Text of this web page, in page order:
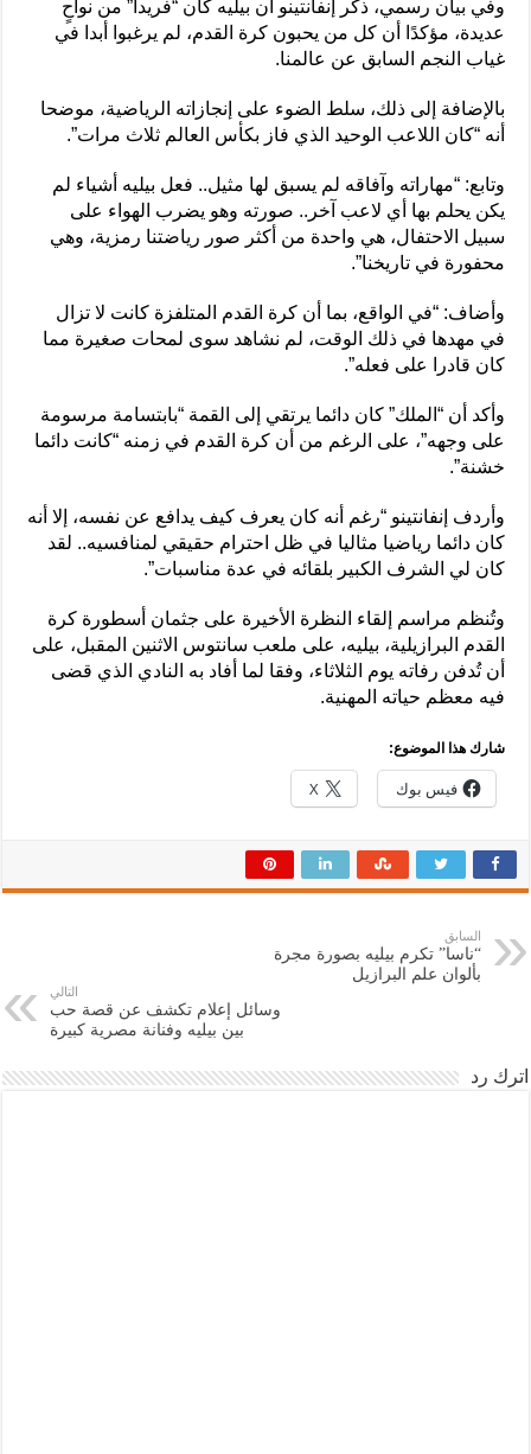
وفي بيان رسمي، ذكر إنفانتينو أن بيليه كان “فريدا” من نواحٍ
عديدة، مؤكدًا أن كل من يحبون كرة القدم، لم يرغبوا أبدا في
غياب النجم السابق عن عالمنا.
بالإضافة إلى ذلك، سلط الضوء على إنجازاته الرياضية، موضحا
أنه “كان اللاعب الوحيد الذي فاز بكأس العالم ثلاث مرات”.
وتابع: “مهاراته وآفاقه لم يسبق لها مثيل.. فعل بيليه أشياء لم
يكن يحلم بها أي لاعب آخر.. صورته وهو يضرب الهواء على
سبيل الاحتفال، هي واحدة من أكثر صور رياضتنا رمزية، وهي
محفورة في تاريخنا”.
وأضاف: “في الواقع، بما أن كرة القدم المتلفزة كانت لا تزال
في مهدها في ذلك الوقت، لم نشاهد سوى لمحات صغيرة مما
كان قادرا على فعله”.
وأكد أن “الملك” كان دائما يرتقي إلى القمة “بابتسامة مرسومة
على وجهه”، على الرغم من أن كرة القدم في زمنه “كانت دائما
خشنة”.
وأردف إنفانتينو “رغم أنه كان يعرف كيف يدافع عن نفسه، إلا أنه
كان دائما رياضيا مثاليا في ظل احترام حقيقي لمنافسيه.. لقد
كان لي الشرف الكبير بلقائه في عدة مناسبات”.
وتُنظم مراسم إلقاء النظرة الأخيرة على جثمان أسطورة كرة
القدم البرازيلية، بيليه، على ملعب سانتوس الاثنين المقبل، على
أن تُدفن رفاته يوم الثلاثاء، وفقا لما أفاد به النادي الذي قضى
فيه معظم حياته المهنية.
شارك هذا الموضوع:
فيس بوك X
السابق
“ناسا” تكرم بيليه بصورة مجرة
بألوان علم البرازيل
التالي
وسائل إعلام تكشف عن قصة حب
بين بيليه وفنانة مصرية كبيرة
اترك رد